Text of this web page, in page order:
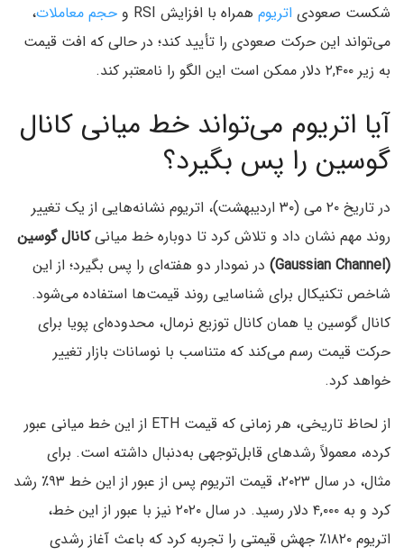
شکست صعودی اتریوم همراه با افزایش RSI و حجم معاملات،
می‌تواند این حرکت صعودی را تأیید کند؛ در حالی که افت قیمت
به زیر ۲,۴۰۰ دلار ممکن است این الگو را نامعتبر کند.
آیا اتریوم می‌تواند خط میانی کانال
گوسین را پس بگیرد؟
در تاریخ ۲۰ می (۳۰ اردیبهشت)، اتریوم نشانه‌هایی از یک تغییر
روند مهم نشان داد و تلاش کرد تا دوباره خط میانیکانال گوسین
(Gaussian Channel)
در نمودار دو هفته‌ای را پس بگیرد؛ از این
شاخص تکنیکال برای شناسایی روند قیمت‌ها استفاده می‌شود.
کانال گوسین یا همان کانال توزیع نرمال، محدوده‌ای پویا برای
حرکت قیمت رسم می‌کند که متناسب با نوسانات بازار تغییر
خواهد کرد.
از لحاظ تاریخی، هر زمانی که قیمت ETH از این خط میانی عبور
کرده، معمولاً رشدهای قابل‌توجهی به‌دنبال داشته است. برای
مثال، در سال ۲۰۲۳، قیمت اتریوم پس از عبور از این خط ۹۳٪ رشد
کرد و به ۴,۰۰۰ دلار رسید. در سال ۲۰۲۰ نیز با عبور از این خط،
اتریوم ۱۸۲۰٪ جهش قیمتی را تجربه کرد که باعث آغاز رشدی